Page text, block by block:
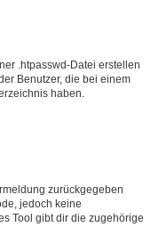
.htpasswd-Datei erstellen
Benutzer, die bei einem
haben.
zurückgegeben
jedoch keine
Tool gibt dir die zugehörige